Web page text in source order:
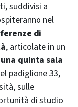
suddivisi a
nel
di
, articolate in un
una quinta sala
padiglione 33,
sulle
di studio